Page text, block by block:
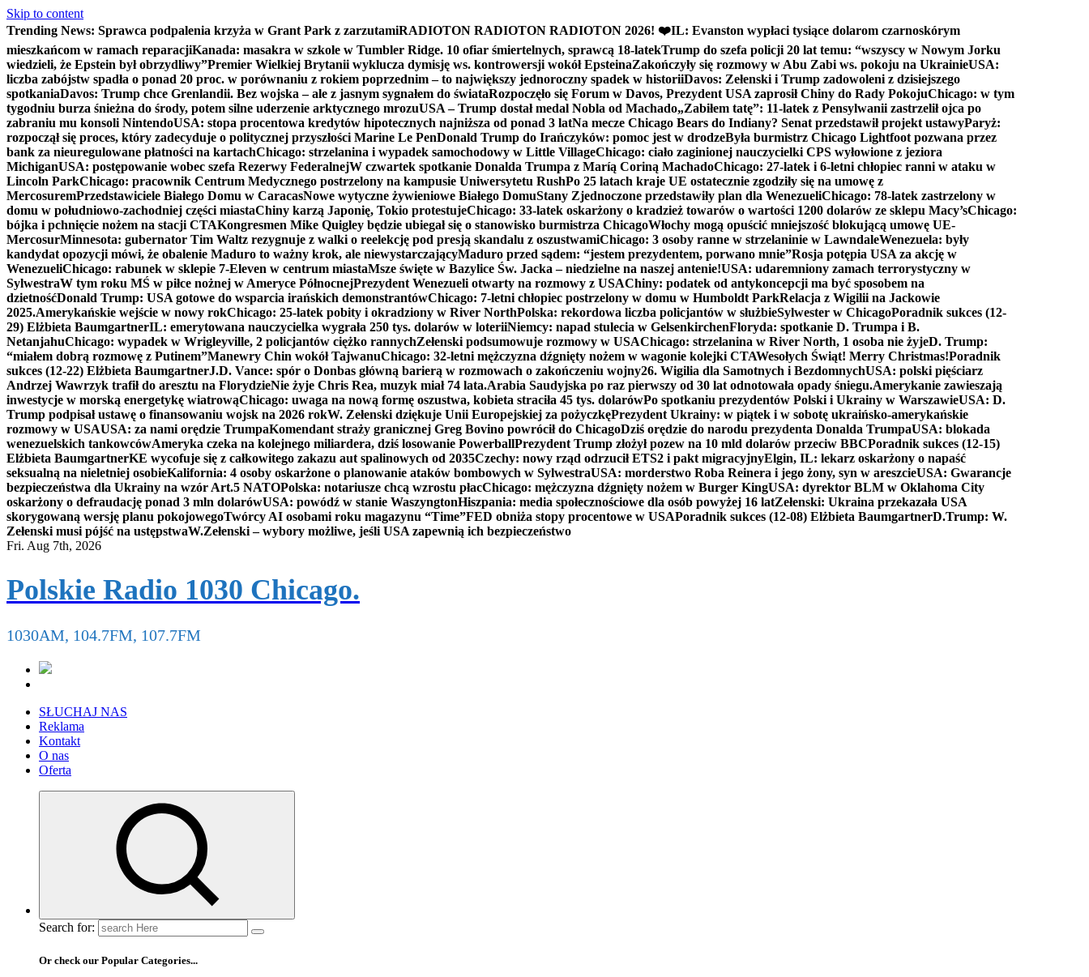
Skip to content
Trending News: Sprawca podpalenia krzyża w Grant Park z zarzutamiRADIOTON RADIOTON RADIOTON 2026! ❤️IL: Evanston wypłaci tysiące dolarom czarnoskórym
mieszkańcom w ramach reparacjiKanada: masakra w szkole w Tumbler Ridge. 10 ofiar śmiertelnych, sprawcą 18-latekTrump do szefa policji 20 lat temu: “wszyscy w Nowym Jorku
wiedzieli, że Epstein był obrzydliwy”Premier Wielkiej Brytanii wyklucza dymisję ws. kontrowersji wokół EpsteinaZakończyły się rozmowy w Abu Zabi ws. pokoju na UkrainieUSA:
liczba zabójstw spadła o ponad 20 proc. w porównaniu z rokiem poprzednim – to największy jednoroczny spadek w historiiDavos: Zełenski i Trump zadowoleni z dzisiejszego
spotkaniaDavos: Trump chce Grenlandii. Bez wojska – ale z jasnym sygnałem do świataRozpoczęło się Forum w Davos, Prezydent USA zaprosił Chiny do Rady PokojuChicago: w tym
tygodniu burza śnieżna do środy, potem silne uderzenie arktycznego mrozuUSA – Trump dostał medal Nobla od Machado„Zabiłem tatę”: 11-latek z Pensylwanii zastrzelił ojca po
zabraniu mu konsoli NintendoUSA: stopa procentowa kredytów hipotecznych najniższa od ponad 3 latNa mecze Chicago Bears do Indiany? Senat przedstawił projekt ustawyParyż:
rozpoczął się proces, który zadecyduje o politycznej przyszłości Marine Le PenDonald Trump do Irańczyków: pomoc jest w drodzeByła burmistrz Chicago Lightfoot pozwana przez
bank za nieuregulowane płatności na kartachChicago: strzelanina i wypadek samochodowy w Little VillageChicago: ciało zaginionej nauczycielki CPS wyłowione z jeziora
MichiganUSA: postępowanie wobec szefa Rezerwy FederalnejW czwartek spotkanie Donalda Trumpa z Maríą Coriną MachadoChicago: 27-latek i 6-letni chłopiec ranni w ataku w
Lincoln ParkChicago: pracownik Centrum Medycznego postrzelony na kampusie Uniwersytetu RushPo 25 latach kraje UE ostatecznie zgodziły się na umowę z
MercosuremPrzedstawiciele Białego Domu w CaracasNowe wytyczne żywieniowe Białego DomuStany Zjednoczone przedstawiły plan dla WenezueliChicago: 78-latek zastrzelony w
domu w południowo-zachodniej części miastaChiny karzą Japonię, Tokio protestujeChicago: 33-latek oskarżony o kradzież towarów o wartości 1200 dolarów ze sklepu Macy’sChicago:
bójka i pchnięcie nożem na stacji CTAKongresmen Mike Quigley będzie ubiegał się o stanowisko burmistrza ChicagoWłochy mogą opuścić mniejszość blokującą umowę UE-
MercosurMinnesota: gubernator Tim Waltz rezygnuje z walki o reelekcję pod presją skandalu z oszustwamiChicago: 3 osoby ranne w strzelaninie w LawndaleWenezuela: były
kandydat opozycji mówi, że obalenie Maduro to ważny krok, ale niewystarczającyMaduro przed sądem: “jestem prezydentem, porwano mnie”Rosja potępia USA za akcję w
WenezueliChicago: rabunek w sklepie 7-Eleven w centrum miastaMsze święte w Bazylice Św. Jacka – niedzielne na naszej antenie!USA: udaremniony zamach terrorystyczny w
SylwestraW tym roku MŚ w piłce nożnej w Ameryce PółnocnejPrezydent Wenezueli otwarty na rozmowy z USAChiny: podatek od antykoncepcji ma być sposobem na
dzietnośćDonald Trump: USA gotowe do wsparcia irańskich demonstrantówChicago: 7-letni chłopiec postrzelony w domu w Humboldt ParkRelacja z Wigilii na Jackowie
2025.Amerykańskie wejście w nowy rokChicago: 25-latek pobity i okradziony w River NorthPolska: rekordowa liczba policjantów w służbieSylwester w ChicagoPoradnik sukces (12-
29) Elżbieta BaumgartnerIL: emerytowana nauczycielka wygrała 250 tys. dolarów w loteriiNiemcy: napad stulecia w GelsenkirchenFloryda: spotkanie D. Trumpa i B.
NetanjahuChicago: wypadek w Wrigleyville, 2 policjantów ciężko rannychZełenski podsumowuje rozmowy w USAChicago: strzelanina w River North, 1 osoba nie żyjeD. Trump:
“miałem dobrą rozmowę z Putinem”Manewry Chin wokół TajwanuChicago: 32-letni mężczyzna dźgnięty nożem w wagonie kolejki CTAWesołych Świąt! Merry Christmas!Poradnik
sukces (12-22) Elżbieta BaumgartnerJ.D. Vance: spór o Donbas główną barierą w rozmowach o zakończeniu wojny26. Wigilia dla Samotnych i BezdomnychUSA: polski pięściarz
Andrzej Wawrzyk trafił do aresztu na FlorydzieNie żyje Chris Rea, muzyk miał 74 lata.Arabia Saudyjska po raz pierwszy od 30 lat odnotowała opady śniegu.Amerykanie zawieszają
inwestycje w morską energetykę wiatrowąChicago: uwaga na nową formę oszustwa, kobieta straciła 45 tys. dolarówPo spotkaniu prezydentów Polski i Ukrainy w WarszawieUSA: D.
Trump podpisał ustawę o finansowaniu wojsk na 2026 rokW. Zełenski dziękuje Unii Europejskiej za pożyczkęPrezydent Ukrainy: w piątek i w sobotę ukraińsko-amerykańskie
rozmowy w USAUSA: za nami orędzie TrumpaKomendant straży granicznej Greg Bovino powrócił do ChicagoDziś orędzie do narodu prezydenta Donalda TrumpaUSA: blokada
wenezuelskich tankowcówAmeryka czeka na kolejnego miliardera, dziś losowanie PowerballPrezydent Trump złożył pozew na 10 mld dolarów przeciw BBCPoradnik sukces (12-15)
Elżbieta BaumgartnerKE wycofuje się z całkowitego zakazu aut spalinowych od 2035Czechy: nowy rząd odrzucił ETS2 i pakt migracyjnyElgin, IL: lekarz oskarżony o napaść
seksualną na nieletniej osobieKalifornia: 4 osoby oskarżone o planowanie ataków bombowych w SylwestraUSA: morderstwo Roba Reinera i jego żony, syn w areszcieUSA: Gwarancje
bezpieczeństwa dla Ukrainy na wzór Art.5 NATOPolska: notariusze chcą wzrostu płacChicago: mężczyzna dźgnięty nożem w Burger KingUSA: dyrektor BLM w Oklahoma City
oskarżony o defraudację ponad 3 mln dolarówUSA: powódź w stanie WaszyngtonHiszpania: media społecznościowe dla osób powyżej 16 latZełenski: Ukraina przekazała USA
skorygowaną wersję planu pokojowegoTwórcy AI osobami roku magazynu “Time”FED obniża stopy procentowe w USAPoradnik sukces (12-08) Elżbieta BaumgartnerD.Trump: W.
Zełenski musi pójść na ustępstwaW.Zełenski – wybory możliwe, jeśli USA zapewnią ich bezpieczeństwo
Fri. Aug 7th, 2026
Polskie Radio 1030 Chicago.
1030AM, 104.7FM, 107.7FM
SŁUCHAJ NAS
Reklama
Kontakt
O nas
Oferta
Search for:
Or check our Popular Categories...